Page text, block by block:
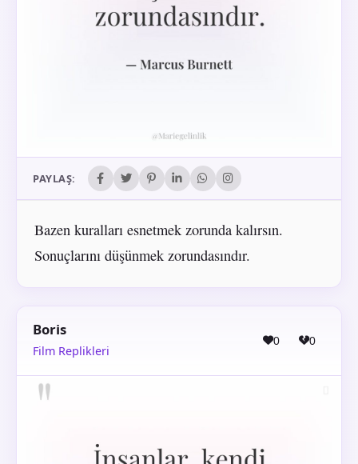
PAYLAŞ:
Bazen kuralları esnetmek zorunda kalırsın.
Sonuçlarını düşünmek zorundasındır.
Boris
Film Replikleri
0 0